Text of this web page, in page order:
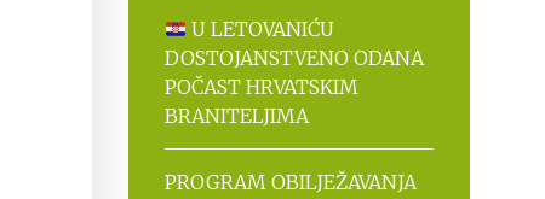
U LETOVANIĆU
DOSTOJANSTVENO ODANA
POČAST HRVATSKIM
BRANITELJIMA
PROGRAM OBILJEŽAVANJA